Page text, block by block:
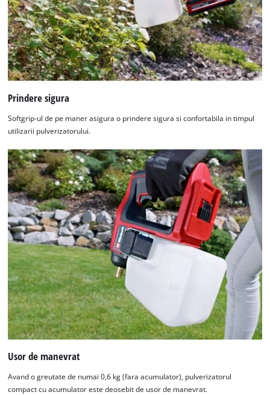
Prindere sigura
Softgrip-ul de pe maner asigura o prindere sigura si confortabila in timpul
utilizarii pulverizatorului.
Usor de manevrat
Avand o greutate de numai 0,6 kg (fara acumulator), pulverizatorul
compact cu acumulator este deosebit de usor de manevrat.